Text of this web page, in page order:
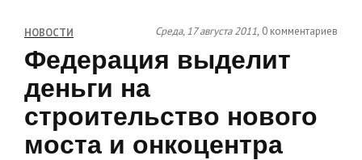
НОВОСТИ Среда, 17 августа 2011, 0 комментариев
Федерация выделит
деньги на
строительство нового
моста и онкоцентра